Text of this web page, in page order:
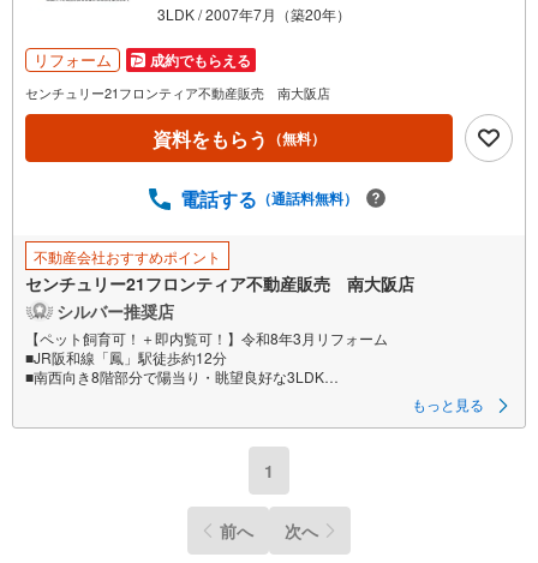
3LDK / 2007年7月（築20年）
リフォーム 成約でもらえる
センチュリー21フロンティア不動産販売 南大阪店
資料をもらう （無料）
電話する （通話料無料）
不動産会社おすすめポイント
センチュリー21フロンティア不動産販売 南大阪店
シルバー推奨店
【ペット飼育可！＋即内覧可！】令和8年3月リフォーム
■JR阪和線「鳳」駅徒歩約12分
■南西向き8階部分で陽当り・眺望良好な3LDK
特徴
・収納豊富でスッキリと片付くゆとりある間取り
・オートロックや宅配ボックス完備で防犯面や利便性も確保
もっと見る
1
前へ 次へ